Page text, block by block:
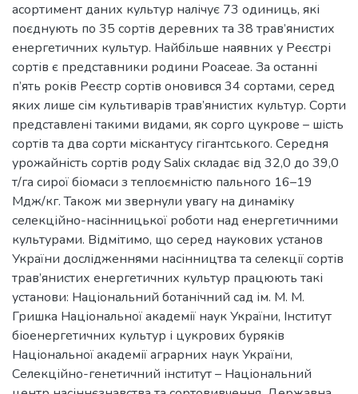
асортимент даних культур налічує 73 одиниць, які
поєднують по 35 сортів деревних та 38 трав’янистих
енергетичних культур. Найбільше наявних у Реєстрі
сортів є представники родини Poaceae. За останні
п’ять років Реєстр сортів оновився 34 сортами, серед
яких лише сім культиварів трав’янистих культур. Сорти
представлені такими видами, як сорго цукрове – шість
сортів та два сорти міскантусу гігантського. Середня
урожайність сортів роду Salix складає від 32,0 до 39,0
т/га сирої біомаси з теплоємністю пального 16–19
Мдж/кг. Також ми звернули увагу на динаміку
селекційно-насінницької роботи над енергетичними
культурами. Відмітимо, що серед наукових установ
України дослідженнями насінництва та селекції сортів
трав’янистих енергетичних культур працюють такі
установи: Національний ботанічний сад ім. М. М.
Гришка Національної академії наук України, Інститут
біоенергетичних культур і цукрових буряків
Національної академії аграрних наук України,
Селекційно-генетичний інститут – Національний